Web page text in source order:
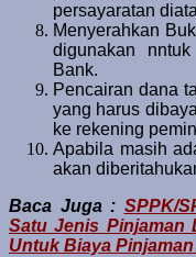
persayaratan
Menyerahkan
digunakan
Bank.
Pencairan dana
yang harus
ke rekening
Apabila masih
akan
Baca Juga : SPPK/
Satu Jenis Pinjaman
Untuk Biaya Pinjaman